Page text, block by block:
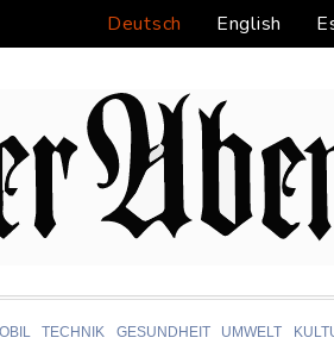
Deutsch English
TECHNIK GESUNDHEIT UMWELT